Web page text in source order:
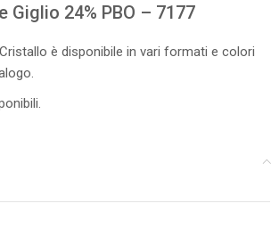
Giglio 24% PBO – 7177
è disponibile in vari formati e colori